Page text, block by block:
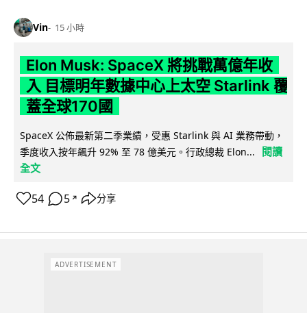
Vin 15 小時
Elon Musk: SpaceX 將挑戰萬億年收
入 目標明年數據中心上太空 Starlink 覆
蓋全球170國
SpaceX 公佈最新第二季業績，受惠 Starlink 與 AI 業務帶動，
季度收入按年飆升 92% 至 78 億美元。行政總裁 Elon...
閱讀
全文
54 5 ↗ 分享
ADVERTISEMENT